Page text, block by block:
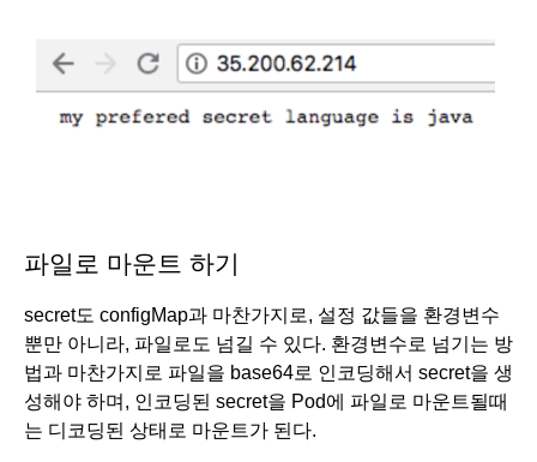
파일로 마운트 하기
secret도 configMap과 마찬가지로, 설정 값들을 환경변수
뿐만 아니라, 파일로도 넘길 수 있다. 환경변수로 넘기는 방
법과 마찬가지로 파일을 base64로 인코딩해서 secret을 생
성해야 하며, 인코딩된 secret을 Pod에 파일로 마운트될때
는 디코딩된 상태로 마운트가 된다.